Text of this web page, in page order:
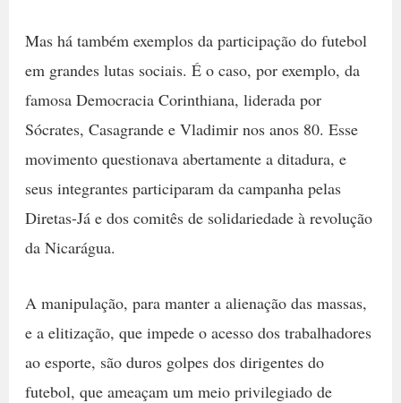
Mas há também exemplos da participação do futebol
em grandes lutas sociais. É o caso, por exemplo, da
famosa Democracia Corinthiana, liderada por
Sócrates, Casagrande e Vladimir nos anos 80. Esse
movimento questionava abertamente a ditadura, e
seus integrantes participaram da campanha pelas
Diretas-Já e dos comitês de solidariedade à revolução
da Nicarágua.
A manipulação, para manter a alienação das massas,
e a elitização, que impede o acesso dos trabalhadores
ao esporte, são duros golpes dos dirigentes do
futebol, que ameaçam um meio privilegiado de